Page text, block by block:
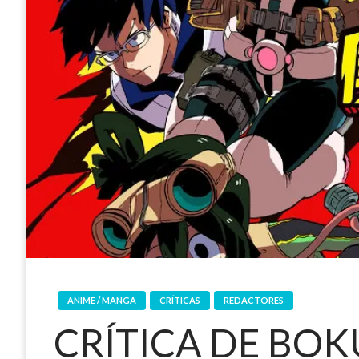
ANIME / MANGA CRÍTICAS REDACTORES
CRÍTICA DE